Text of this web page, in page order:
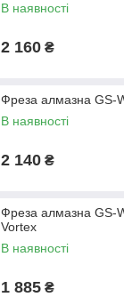
В наявності
2 160 ₴
Фреза алмазна
В наявності
2 140 ₴
Фреза алмазна
Vortex
В наявності
1 885 ₴